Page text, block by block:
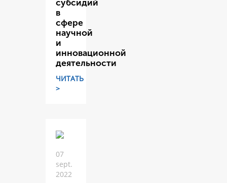
субсидий
в
сфере
научной
и
инновационной
деятельности
ЧИТАТЬ
>
07
sept.
2022